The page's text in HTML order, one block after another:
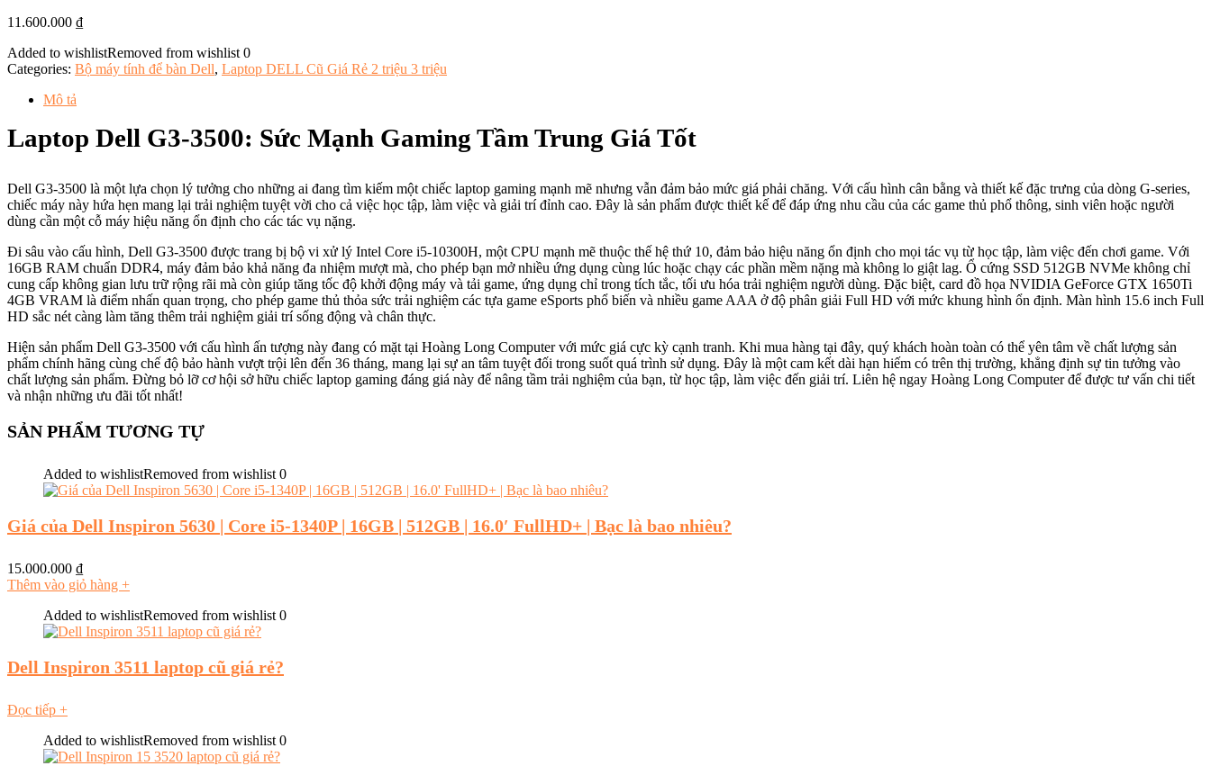
11.600.000 ₫
Added to wishlistRemoved from wishlist 0
Categories: Bộ máy tính để bàn Dell, Laptop DELL Cũ Giá Rẻ 2 triệu 3 triệu
Mô tả
Laptop Dell G3-3500: Sức Mạnh Gaming Tầm Trung Giá Tốt
Dell G3-3500 là một lựa chọn lý tưởng cho những ai đang tìm kiếm một chiếc laptop gaming mạnh mẽ nhưng vẫn đảm bảo mức giá phải chăng. Với cấu hình cân bằng và thiết kế đặc trưng của dòng G-series,
chiếc máy này hứa hẹn mang lại trải nghiệm tuyệt vời cho cả việc học tập, làm việc và giải trí đỉnh cao. Đây là sản phẩm được thiết kế để đáp ứng nhu cầu của các game thủ phổ thông, sinh viên hoặc người
dùng cần một cỗ máy hiệu năng ổn định cho các tác vụ nặng.
Đi sâu vào cấu hình, Dell G3-3500 được trang bị bộ vi xử lý Intel Core i5-10300H, một CPU mạnh mẽ thuộc thế hệ thứ 10, đảm bảo hiệu năng ổn định cho mọi tác vụ từ học tập, làm việc đến chơi game. Với
16GB RAM chuẩn DDR4, máy đảm bảo khả năng đa nhiệm mượt mà, cho phép bạn mở nhiều ứng dụng cùng lúc hoặc chạy các phần mềm nặng mà không lo giật lag. Ổ cứng SSD 512GB NVMe không chỉ
cung cấp không gian lưu trữ rộng rãi mà còn giúp tăng tốc độ khởi động máy và tải game, ứng dụng chỉ trong tích tắc, tối ưu hóa trải nghiệm người dùng. Đặc biệt, card đồ họa NVIDIA GeForce GTX 1650Ti
4GB VRAM là điểm nhấn quan trọng, cho phép game thủ thỏa sức trải nghiệm các tựa game eSports phổ biến và nhiều game AAA ở độ phân giải Full HD với mức khung hình ổn định. Màn hình 15.6 inch Full
HD sắc nét càng làm tăng thêm trải nghiệm giải trí sống động và chân thực.
Hiện sản phẩm Dell G3-3500 với cấu hình ấn tượng này đang có mặt tại Hoàng Long Computer với mức giá cực kỳ cạnh tranh. Khi mua hàng tại đây, quý khách hoàn toàn có thể yên tâm về chất lượng sản
phẩm chính hãng cùng chế độ bảo hành vượt trội lên đến 36 tháng, mang lại sự an tâm tuyệt đối trong suốt quá trình sử dụng. Đây là một cam kết dài hạn hiếm có trên thị trường, khẳng định sự tin tưởng vào
chất lượng sản phẩm. Đừng bỏ lỡ cơ hội sở hữu chiếc laptop gaming đáng giá này để nâng tầm trải nghiệm của bạn, từ học tập, làm việc đến giải trí. Liên hệ ngay Hoàng Long Computer để được tư vấn chi tiết
và nhận những ưu đãi tốt nhất!
SẢN PHẨM TƯƠNG TỰ
Added to wishlistRemoved from wishlist 0
Giá của Dell Inspiron 5630 | Core i5-1340P | 16GB | 512GB | 16.0′ FullHD+ | Bạc là bao nhiêu?
15.000.000 ₫
Thêm vào giỏ hàng +
Added to wishlistRemoved from wishlist 0
Dell Inspiron 3511 laptop cũ giá rẻ?
Đọc tiếp +
Added to wishlistRemoved from wishlist 0